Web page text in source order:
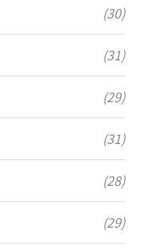
(30)
(31)
(29)
(31)
(28)
(29)